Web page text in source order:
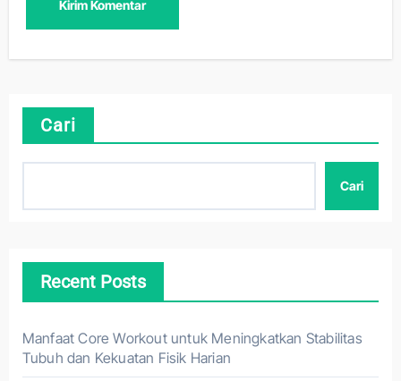
Cari
Cari
Recent Posts
Manfaat Core Workout untuk Meningkatkan Stabilitas
Tubuh dan Kekuatan Fisik Harian